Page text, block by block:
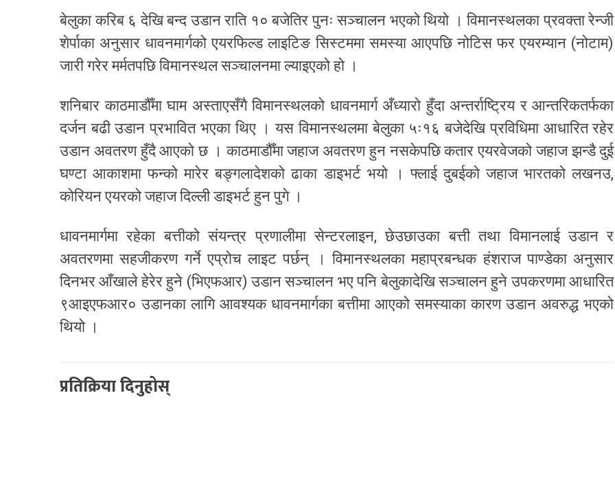
बेलुका करिब ६ देखि बन्द उडान राति १० बजेतिर पुनः सञ्चालन भएको थियो । विमानस्थलका प्रवक्ता रेन्जी
शेर्पाका अनुसार धावनमार्गको एयरफिल्ड लाइटिङ सिस्टममा समस्या आएपछि नोटिस फर एयरम्यान (नोटाम)
जारी गरेर मर्मतपछि विमानस्थल सञ्चालनमा ल्याइएको हो ।
शनिबार काठमाडौँमा घाम अस्ताएसँगै विमानस्थलको धावनमार्ग अँध्यारो हुँदा अन्तर्राष्ट्रिय र आन्तरिकतर्फका
दर्जन बढी उडान प्रभावित भएका थिए । यस विमानस्थलमा बेलुका ५ः१६ बजेदेखि प्रविधिमा आधारित रहेर
उडान अवतरण हुँदै आएको छ । काठमाडौँमा जहाज अवतरण हुन नसकेपछि कतार एयरवेजको जहाज झन्डै दुई
घण्टा आकाशमा फन्को मारेर बङ्गलादेशको ढाका डाइभर्ट भयो । फ्लाई दुबईको जहाज भारतको लखनउ,
कोरियन एयरको जहाज दिल्ली डाइभर्ट हुन पुगे ।
धावनमार्गमा रहेका बत्तीको संयन्त्र प्रणालीमा सेन्टरलाइन, छेउछाउका बत्ती तथा विमानलाई उडान र
अवतरणमा सहजीकरण गर्ने एप्रोच लाइट पर्छन् । विमानस्थलका महाप्रबन्धक हंशराज पाण्डेका अनुसार
दिनभर आँखाले हेरेर हुने (भिएफआर) उडान सञ्चालन भए पनि बेलुकादेखि सञ्चालन हुने उपकरणमा आधारित
९आइएफआर० उडानका लागि आवश्यक धावनमार्गका बत्तीमा आएको समस्याका कारण उडान अवरुद्ध भएको
थियो ।
प्रतिक्रिया दिनुहोस्